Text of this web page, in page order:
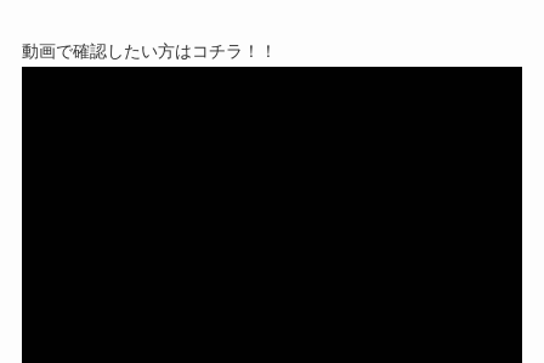
動画で確認したい方はコチラ！！